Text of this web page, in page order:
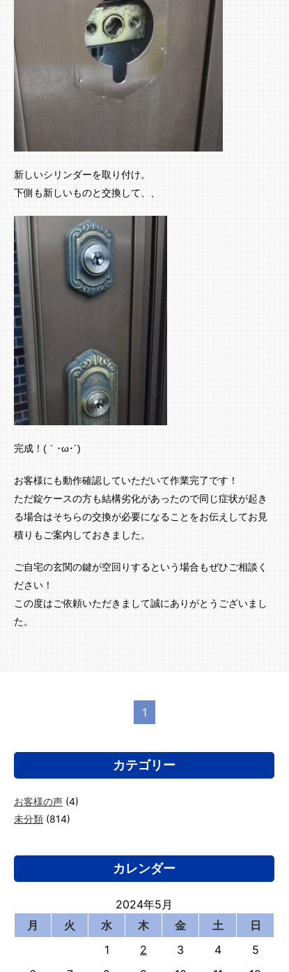
新しいシリンダーを取り付け。
下側も新しいものと交換して、、
完成！(｀･ω･´)ゞ
お客様にも動作確認していただいて作業完了です！
ただ錠ケースの方も結構劣化があったので同じ症状が起き
る場合はそちらの交換が必要になることをお伝えしてお見
積りもご案内しておきました。
ご自宅の玄関の鍵が空回りするという場合もぜひご相談く
ださい！
この度はご依頼いただきまして誠にありがとうございまし
た。
1
カテゴリー
お客様の声 (4)
未分類 (814)
カレンダー
2024年5月
月
火 水 木 金 土
日
1
2 3 4
5